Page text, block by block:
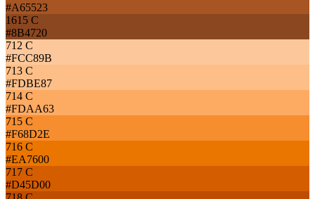
#A65523
1615 C
#8B4720
712 C
#FCC89B
713 C
#FDBE87
714 C
#FDAA63
715 C
#F68D2E
716 C
#EA7600
717 C
#D45D00